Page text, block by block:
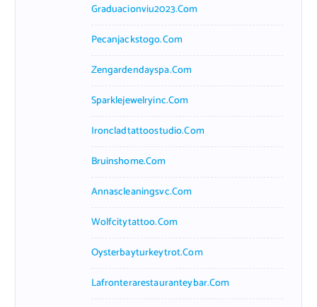
Graduacionviu2023.com
Pecanjackstogo.com
Zengardendayspa.com
Sparklejewelryinc.com
Ironcladtattoostudio.com
Bruinshome.com
Annascleaningsvc.com
Wolfcitytattoo.com
Oysterbayturkeytrot.com
Lafronterarestauranteybar.com